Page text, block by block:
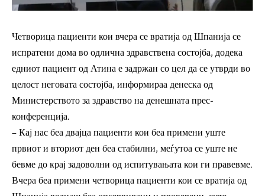
Четворица пациенти кои вчера се вратија од Шпанија се
испратени дома во одлична здравствена состојба, додека
едниот пациент од Атина е задржан со цел да се утврди во
целост неговата состојба, информираа денеска од
Министерството за здравство на денешната прес-
конференција.
– Кај нас беа двајца пациенти кои беа примени уште
првиот и вториот ден беа стабилни, меѓутоа се уште не
бевме до крај задоволни од испитувањата кои ги правевме.
Вчера беа примени четворица пациенти кои се вратија од